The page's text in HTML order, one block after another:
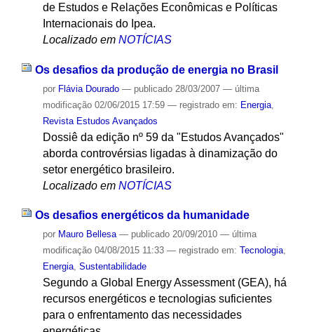
de Estudos e Relações Econômicas e Políticas
Internacionais do Ipea.
Localizado em NOTÍCIAS
Os desafios da produção de energia no Brasil
por Flávia Dourado — publicado28/03/2007 — última
modificação02/06/2015 17:59 — registrado em: Energia,
Revista Estudos Avançados
Dossiê da edição nº 59 da "Estudos Avançados"
aborda controvérsias ligadas à dinamização do
setor energético brasileiro.
Localizado em NOTÍCIAS
Os desafios energéticos da humanidade
por Mauro Bellesa — publicado20/09/2010 — última
modificação04/08/2015 11:33 — registrado em: Tecnologia,
Energia, Sustentabilidade
Segundo a Global Energy Assessment (GEA), há
recursos energéticos e tecnologias suficientes
para o enfrentamento das necessidades